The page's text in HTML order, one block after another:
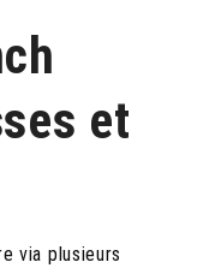
et
via plusieurs